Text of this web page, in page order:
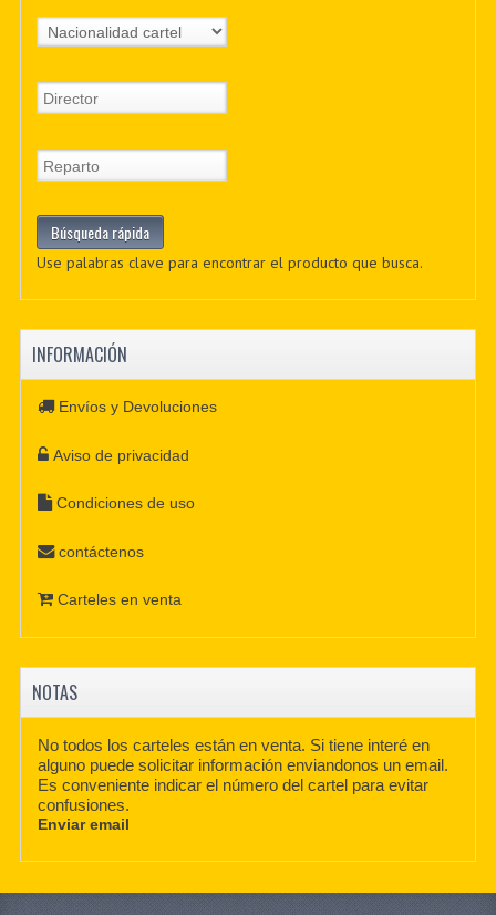
Use palabras clave para encontrar el producto que busca.
INFORMACIÓN
Envíos y Devoluciones
Aviso de privacidad
Condiciones de uso
contáctenos
Carteles en venta
NOTAS
No todos los carteles están en venta. Si tiene interé en
alguno puede solicitar información enviandonos un email.
Es conveniente indicar el número del cartel para evitar
confusiones.
Enviar email